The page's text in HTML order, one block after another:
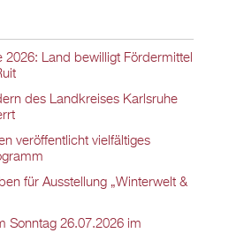
Land bewilligt Fördermittel
des Landkreises Karlsruhe
veröffentlicht vielfältiges
für Ausstellung „Winterwelt &
Sonntag 26.07.2026 im